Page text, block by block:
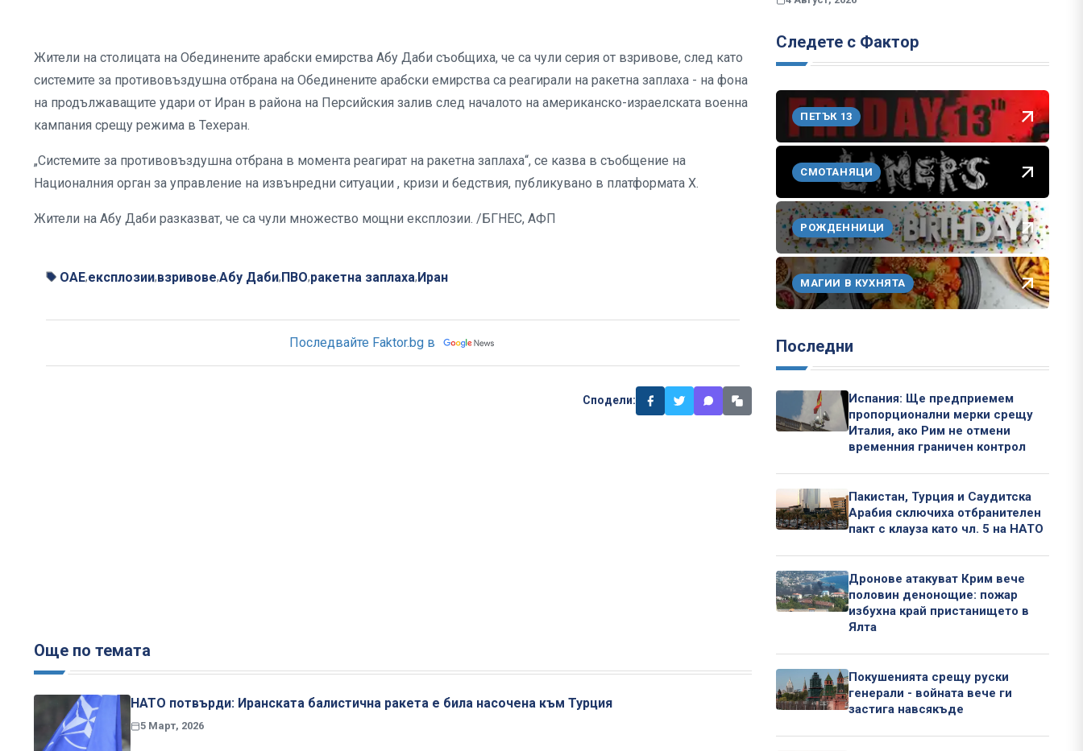
Жители на столицата на Обединените арабски емирства Абу Даби съобщиха, че са чули серия от взривове, след като
системите за противовъздушна отбрана на Обединените арабски емирства са реагирали на ракетна заплаха - на фона
на продължаващите удари от Иран в района на Персийския залив след началото на американско-израелската военна
кампания срещу режима в Техеран.
„Системите за противовъздушна отбрана в момента реагират на ракетна заплаха“, се казва в съобщение на
Националния орган за управление на извънредни ситуации , кризи и бедствия, публикувано в платформата Х.
Жители на Абу Даби разказват, че са чули множество мощни експлозии. /БГНЕС, АФП
ОАЕ,експлозии,взривове,Абу Даби,ПВО,ракетна заплаха,Иран
Последвайте Faktor.bg в
Сподели:
Още по темата
НАТО потвърди: Иранската балистична ракета е била насочена към Турция
5 Март, 2026
Следете с Фактор
ПЕТЪК 13
СМОТАНЯЦИ
РОЖДЕННИЦИ
МАГИИ В КУХНЯТА
Последни
Испания: Ще предприемем
пропорционални мерки срещу
Италия, ако Рим не отмени
временния граничен контрол
Пакистан, Турция и Саудитска
Арабия сключиха отбранителен
пакт с клауза като чл. 5 на НАТО
Дронове атакуват Крим вече
половин денонощие: пожар
избухна край пристанището в
Ялта
Покушенията срещу руски
генерали - войната вече ги
застига навсякъде